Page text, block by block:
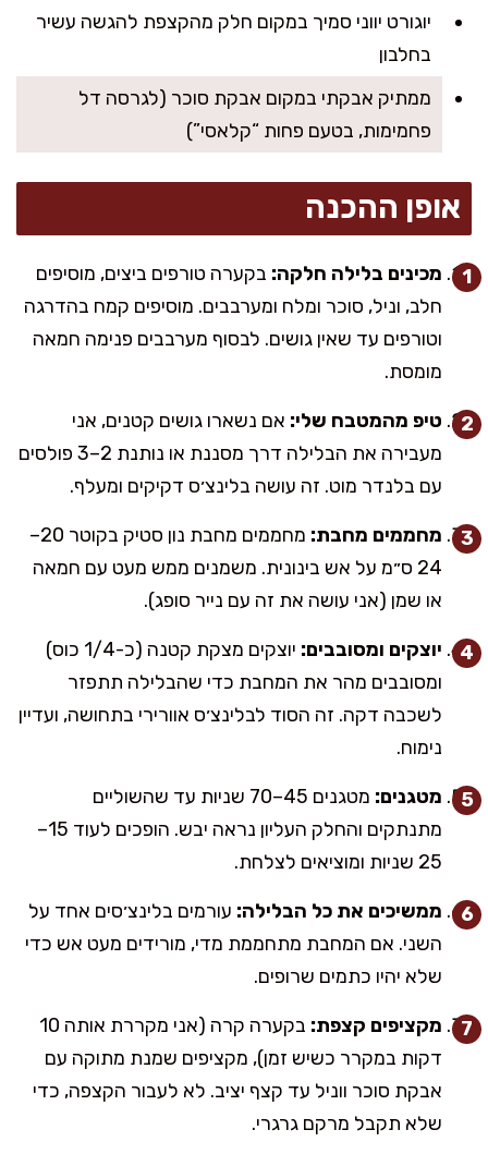
יוגורט יווני סמיך במקום חלק מהקצפת להגשה עשיר
בחלבון
ממתיק אבקתי במקום אבקת סוכר (לגרסה דל
פחמימות, בטעם פחות “קלאסי”)
אופן ההכנה
מכינים בלילה חלקה: בקערה טורפים ביצים, מוסיפים
חלב, וניל, סוכר ומלח ומערבבים. מוסיפים קמח בהדרגה
וטורפים עד שאין גושים. לבסוף מערבבים פנימה חמאה
מומסת.
טיפ מהמטבח שלי: אם נשארו גושים קטנים, אני
מעבירה את הבלילה דרך מסננת או נותנת 2–3 פולסים
עם בלנדר מוט. זה עושה בלינצ׳ס דקיקים ומעלף.
מחממים מחבת:
מחממים מחבת נון סטיק בקוטר 20–
24 ס״מ על אש בינונית. משמנים ממש מעט עם חמאה
או שמן (אני עושה את זה עם נייר סופג).
יוצקים ומסובבים:
יוצקים מצקת קטנה (כ-1/4 כוס)
ומסובבים מהר את המחבת כדי שהבלילה תתפזר
לשכבה דקה. זה הסוד לבלינצ׳ס אוורירי בתחושה, ועדיין
נימוח.
מטגנים:
מטגנים 45–70 שניות עד שהשוליים
מתנתקים והחלק העליון נראה יבש. הופכים לעוד 15–
25 שניות ומוציאים לצלחת.
ממשיכים את כל הבלילה: עורמים בלינצ׳סים אחד על
השני. אם המחבת מתחממת מדי, מורידים מעט אש כדי
שלא יהיו כתמים שרופים.
מקציפים קצפת:
בקערה קרה (אני מקררת אותה 10
דקות במקרר כשיש זמן), מקציפים שמנת מתוקה עם
אבקת סוכר ווניל עד קצף יציב. לא לעבור הקצפה, כדי
שלא תקבל מרקם גרגרי.